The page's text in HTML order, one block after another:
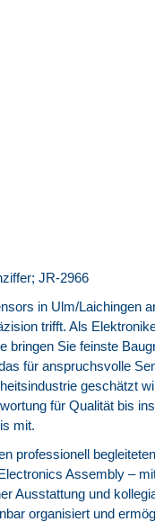
JR-2966
in Ulm/Laichingen
trifft. Als
bringen Sie feinste
für anspruchsvolle
geschätzt
für Qualität bis
mit.
professionell
Assembly –
Ausstattung und
organisiert und